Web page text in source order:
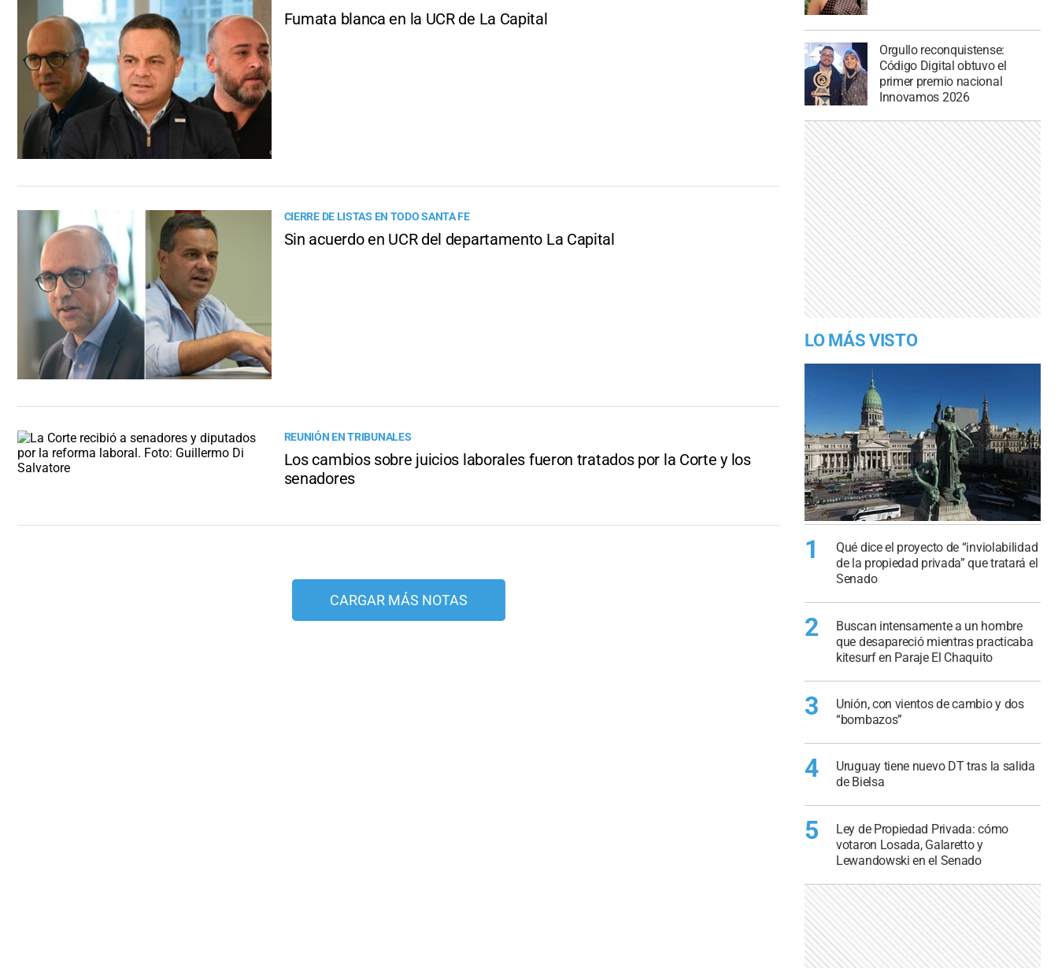
Fumata blanca en la UCR de La Capital
CIERRE DE LISTAS EN TODO SANTA FE
Sin acuerdo en UCR del departamento La Capital
REUNIÓN EN TRIBUNALES
Los cambios sobre juicios laborales fueron tratados por la Corte y los
senadores
CARGAR MÁS NOTAS
Orgullo reconquistense:
Código Digital obtuvo el
primer premio nacional
Innovamos 2026
LO MÁS VISTO
1
Qué dice el proyecto de “inviolabilidad
de la propiedad privada” que tratará el
Senado
2
Buscan intensamente a un hombre
que desapareció mientras practicaba
kitesurf en Paraje El Chaquito
3
Unión, con vientos de cambio y dos
“bombazos”
4
Uruguay tiene nuevo DT tras la salida
de Bielsa
5
Ley de Propiedad Privada: cómo
votaron Losada, Galaretto y
Lewandowski en el Senado